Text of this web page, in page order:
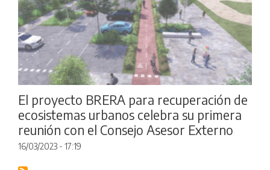
El proyecto BRERA para recuperación de
ecosistemas urbanos celebra su primera
reunión con el Consejo Asesor Externo
16/03/2023 - 17:19